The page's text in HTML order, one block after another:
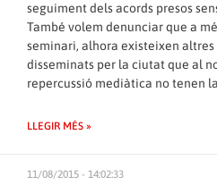
seguiment dels acords presos
També volem denunciar que a
seminari, alhora existeixen altres
disseminats per la ciutat que al
repercussió mediàtica no tenen
LLEGIR MÉS »
11/08/2015 - 14:02:33